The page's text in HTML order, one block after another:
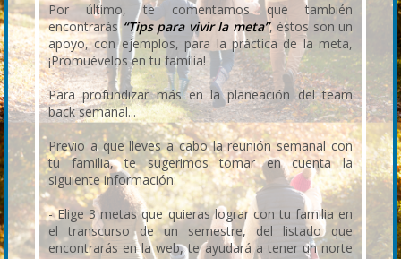
Por último, te comentamos que también
encontrarás“Tips para vivir la meta”, éstos son un
apoyo, con ejemplos, para la práctica de la meta,
¡Promuévelos en tu familia!
Para profundizar más en la planeación del team
back semanal...
Previo a que lleves a cabo la reunión semanal con
tu familia, te sugerimos tomar en cuenta la
siguiente información:
- Elige 3 metas que quieras lograr con tu familia en
el transcurso de un semestre, del listado que
encontrarás en la web, te ayudará a tener un norte